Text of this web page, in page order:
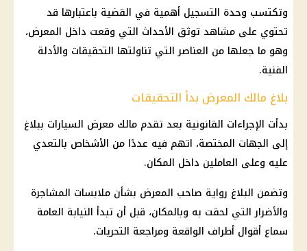
وتكتسب وحدة التسجيل أهمية في القضية باعتبارها قد
تحتوي على مشاهد توثق الأحداث التي وقعت داخل المعرض،
وهو ما جعلها من العناصر التي تناولتها التحقيقات والأدلة
الفنية.
بلاغ مالك المعرض بدأ التحقيقات
بدأت الإجراءات القانونية بعد تقدم مالك معرض السيارات ببلاغ
إلى الجهات المختصة، اتهم فيه عددًا من الأشخاص بالتعدي
عليه وعلى العاملين داخل المكان.
وتضمن البلاغ رواية صاحب المعرض بشأن ملابسات المشاجرة
والأضرار التي لحقت به وبالمكان، قبل أن تبدأ النيابة العامة
سماع أقوال أطراف الواقعة ومراجعة التحريات.